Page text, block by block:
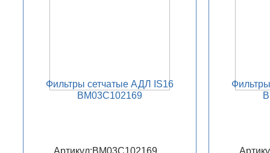
Фильтры сетчатые АДЛ IS16
BM03C102169
Артикул:BM03C102169